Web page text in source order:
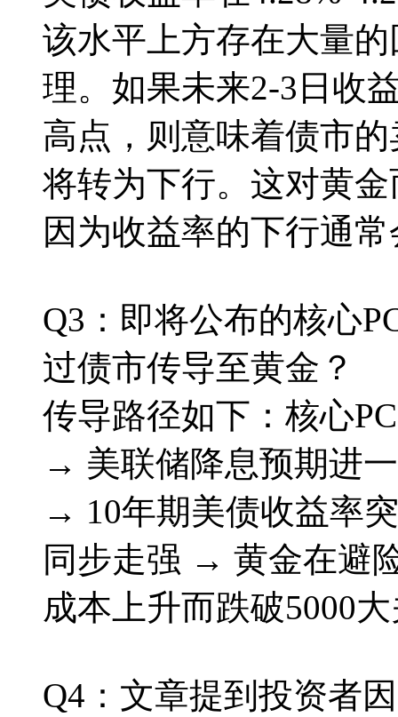
该水平上方存在大量
理。如果未来2-3日收
高点，则意味着债市
将转为下行。这对黄
因为收益率的下行通
Q3：即将公布的核心
过债市传导至黄金？
传导路径如下：核心
→ 美联储降息预期进
→ 10年期美债收益率
同步走强 → 黄金在避
成本上升而跌破5000
Q4：文章提到投资者